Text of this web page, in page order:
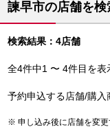
諫早市の店舗を
検索結果：4店舗
全4件中1 〜 4件目を
予約申込する店舗/購入
申し込み後に店舗を変更